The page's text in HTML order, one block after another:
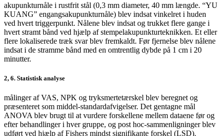
akupunkturnåle i rustfrit stål (0,3 mm diameter, 40 mm længde. “YU
KUANG” engangsakupunkturnåle) blev indsat vinkelret i huden
ved hvert triggerpunkt. Nålene blev indsat og trukket flere gange i
hvert stramt bånd ved hjælp af stempelakupunkturteknikken. Et eller
flere lokaliserede træk svar blev fremkaldt. Før fjernelse blev nålene
indsat i de stramme bånd med en omtrentlig dybde på 1 cm i 20
minutter.
2, 6. Statistisk analyse
målinger af VAS, NPK og tryksmertetærskel blev beregnet og
præsenteret som middel-standardafvigelser. Det gentagne mål
ANOVA blev brugt til at vurdere forskellene mellem dataene før og
efter behandlinger i hver gruppe, og post hoc-sammenligninger blev
udført ved hjælp af Fishers mindst signifikante forskel (LSD).